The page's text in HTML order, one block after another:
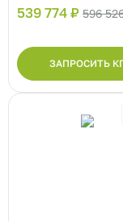
539 774 ₽ 596
ЗАПРОСИТЬ